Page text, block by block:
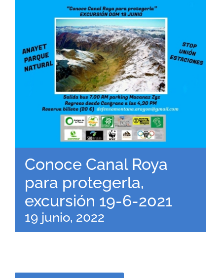
NOTICIAS
CONTACTO
CARRITO
Conoce Canal Roya
para protegerla,
excursión 19-6-2021
19 junio, 2022